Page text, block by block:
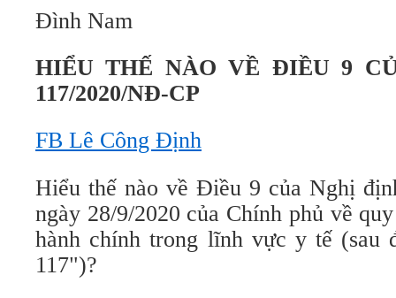
Đình Nam
HIỂU THẾ NÀO VỀ ĐIỀU 9
117/2020/NĐ-CP
FB Lê Công Định
Hiểu thế nào về Điều 9 của Nghị
ngày 28/9/2020 của Chính phủ về
hành chính trong lĩnh vực y tế (sau
117")?